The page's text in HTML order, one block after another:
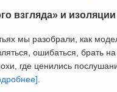
взгляда» и
мы разобрали, как
ошибаться, брать
где ценились